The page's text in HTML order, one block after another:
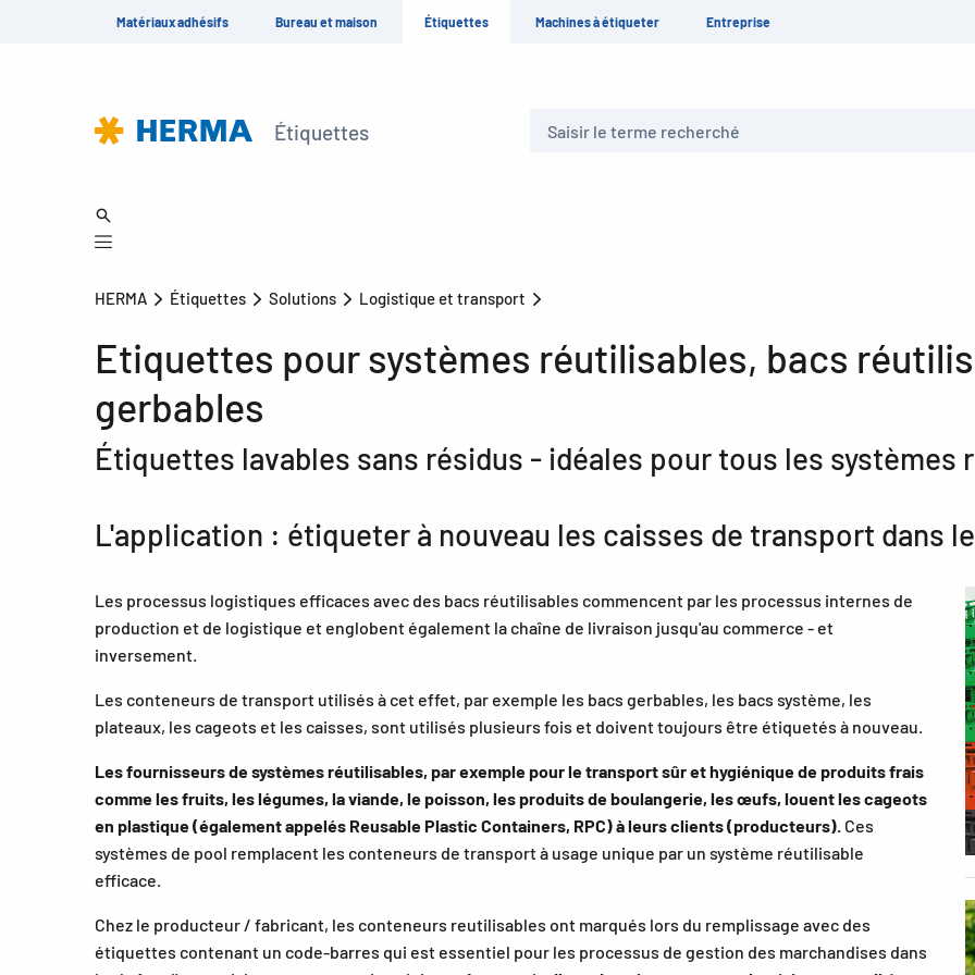
Matériaux adhésifs Bureau et maison Étiquettes Machines à étiqueter Entreprise
Étiquettes
HERMA Étiquettes Solutions Logistique et transport
Etiquettes pour systèmes réutilisables, bacs
gerbables
Étiquettes lavables sans résidus - idéales pour tous les systèmes
L'application : étiqueter à nouveau les caisses de transport dans
Les processus logistiques efficaces avec des bacs réutilisables commencent par les processus internes de
production et de logistique et englobent également la chaîne de livraison jusqu'au commerce - et
inversement.
Les conteneurs de transport utilisés à cet effet, par exemple les bacs gerbables, les bacs système, les
plateaux, les cageots et les caisses, sont utilisés plusieurs fois et doivent toujours être étiquetés à nouveau.
Les fournisseurs de systèmes réutilisables, par exemple pour le transport sûr et hygiénique de produits frais
comme les fruits, les légumes, la viande, le poisson, les produits de boulangerie, les œufs, louent les cageots
en plastique (également appelés Reusable Plastic Containers, RPC) à leurs clients (producteurs). Ces
systèmes de pool remplacent les conteneurs de transport à usage unique par un système réutilisable
efficace.
Chez le producteur / fabricant, les conteneurs reutilisables ont marqués lors du remplissage avec des
étiquettes contenant un code-barres qui est essentiel pour les processus de gestion des marchandises dans